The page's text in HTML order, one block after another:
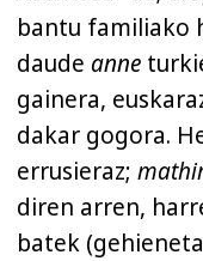
bantu familiako
daude anne
gainera,
dakar gogora.
errusieraz;
diren arren,
batek